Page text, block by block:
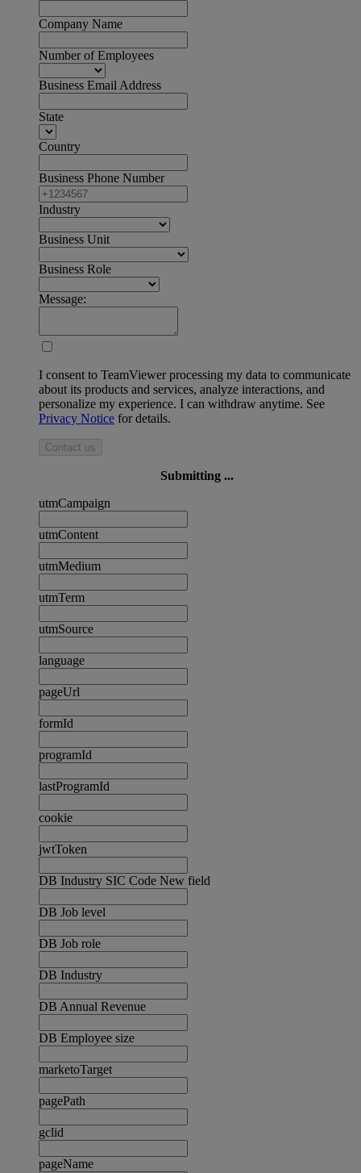
Company Name
Number of Employees
Business Email Address
State
Country
Business Phone Number
Industry
Business Unit
Business Role
Message:
I consent to TeamViewer processing my data to communicate
about its products and services, analyze interactions, and
personalize my experience. I can withdraw anytime. See
Privacy Notice for details.
Contact us
Submitting ...
utmCampaign
utmContent
utmMedium
utmTerm
utmSource
language
pageUrl
formId
programId
lastProgramId
cookie
jwtToken
DB Industry SIC Code New field
DB Job level
DB Job role
DB Industry
DB Annual Revenue
DB Employee size
marketoTarget
pagePath
gclid
pageName